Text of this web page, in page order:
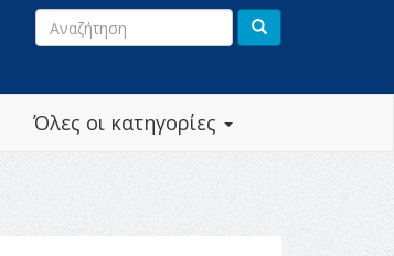
Όλες οι κατηγορίες